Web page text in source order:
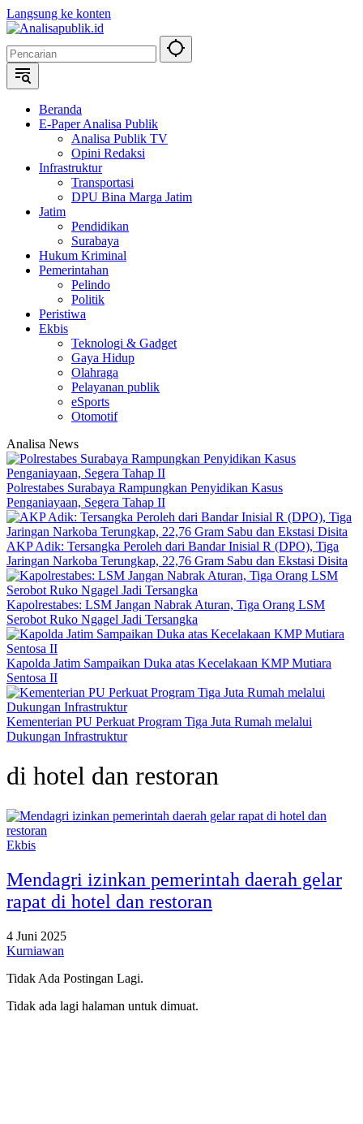
Langsung ke konten
Beranda
E-Paper Analisa Publik
Analisa Publik TV
Opini Redaksi
Infrastruktur
Transportasi
DPU Bina Marga Jatim
Jatim
Pendidikan
Surabaya
Hukum Kriminal
Pemerintahan
Pelindo
Politik
Peristiwa
Ekbis
Teknologi & Gadget
Gaya Hidup
Olahraga
Pelayanan publik
eSports
Otomotif
Analisa News
Polrestabes Surabaya Rampungkan Penyidikan Kasus
Penganiayaan, Segera Tahap II
AKP Adik: Tersangka Peroleh dari Bandar Inisial R (DPO), Tiga
Jaringan Narkoba Terungkap, 22,76 Gram Sabu dan Ekstasi Disita
Kapolrestabes: LSM Jangan Nabrak Aturan, Tiga Orang LSM
Serobot Ruko Ngagel Jadi Tersangka
Kapolda Jatim Sampaikan Duka atas Kecelakaan KMP Mutiara
Sentosa II
Kementerian PU Perkuat Program Tiga Juta Rumah melalui
Dukungan Infrastruktur
di hotel dan restoran
Ekbis
Mendagri izinkan pemerintah daerah gelar
rapat di hotel dan restoran
4 Juni 2025
Kurniawan
Tidak Ada Postingan Lagi.
Tidak ada lagi halaman untuk dimuat.